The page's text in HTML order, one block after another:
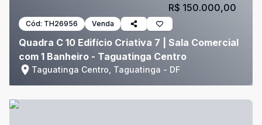
Cód: TH26956 Venda
Quadra C 10 Edifício Criativa 7 | Sala Comercial
com 1 Banheiro - Taguatinga Centro
Taguatinga Centro, Taguatinga - DF
R$ 150.000,00